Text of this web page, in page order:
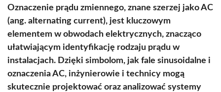
Oznaczenie prądu zmiennego, znane szerzej jako AC
(ang. alternating current), jest kluczowym
elementem w obwodach elektrycznych, znacząco
ułatwiającym identyfikację rodzaju prądu w
instalacjach. Dzięki simbolom, jak fale sinusoidalne i
oznaczenia AC, inżynierowie i technicy mogą
skutecznie projektować oraz analizować systemy